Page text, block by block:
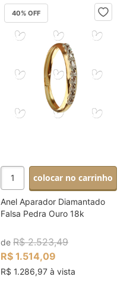
40% OFF
colocar no carrinho
Anel Aparador Diamantado
Falsa Pedra Ouro 18k
deR$ 2.523,49
R$ 1.514,09
R$ 1.286,97 à vista